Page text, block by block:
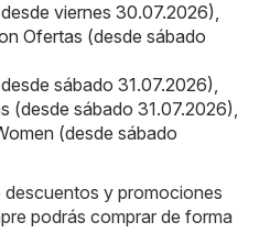
viernes 30.07.2026),
Ofertas (desde sábado
sábado 31.07.2026),
(desde sábado 31.07.2026),
(desde sábado
y promociones
podrás comprar de forma